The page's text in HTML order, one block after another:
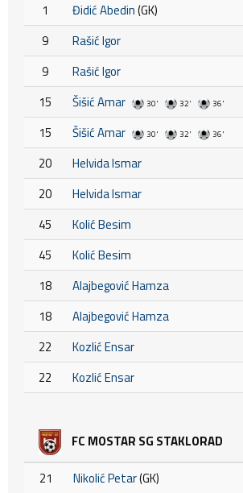
1
Đidić Abedin(GK)
9
Rašić Igor
9
Rašić Igor
15
Šišić Amar 30' 32' 36'
15 Šišić Amar 30' 32' 36'
20
Helvida Ismar
20
Helvida Ismar
45
Kolić Besim
45
Kolić Besim
18
Alajbegović Hamza
18
Alajbegović Hamza
22
Kozlić Ensar
22
Kozlić Ensar
FC MOSTAR SG STAKLORAD
21 Nikolić Petar(GK)